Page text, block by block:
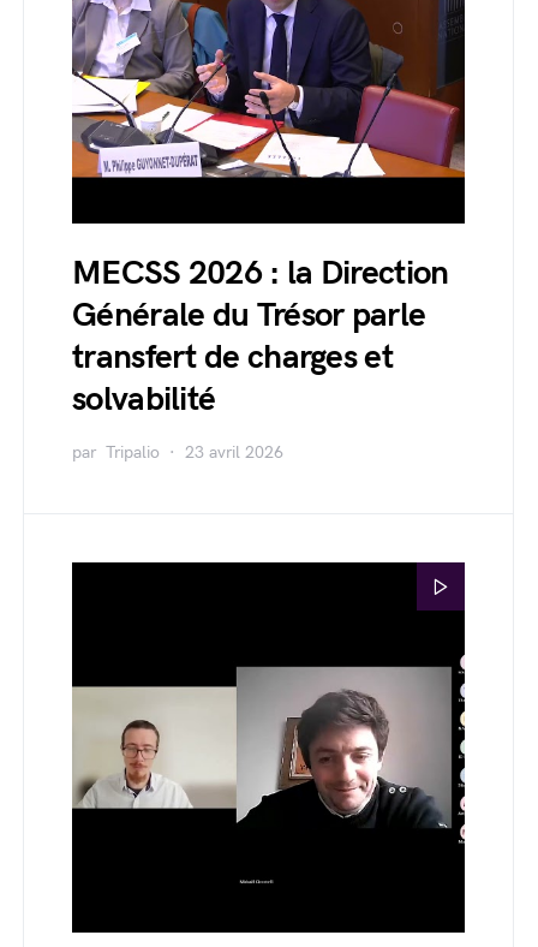
MECSS 2026 : la Direction
Générale du Trésor parle
transfert de charges et
solvabilité
par Tripalio 23 avril 2026